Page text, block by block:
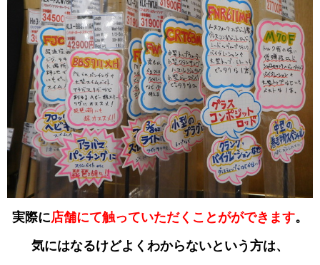
実際に店舗にて触っていただくことがができます。
気にはなるけどよくわからないという方は、